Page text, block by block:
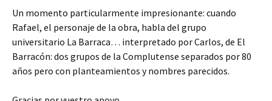
Un momento particularmente impresionante: cuando
Rafael, el personaje de la obra, habla del grupo
universitario La Barraca… interpretado por Carlos, de El
Barracón: dos grupos de la Complutense separados por 80
años pero con planteamientos y nombres parecidos.